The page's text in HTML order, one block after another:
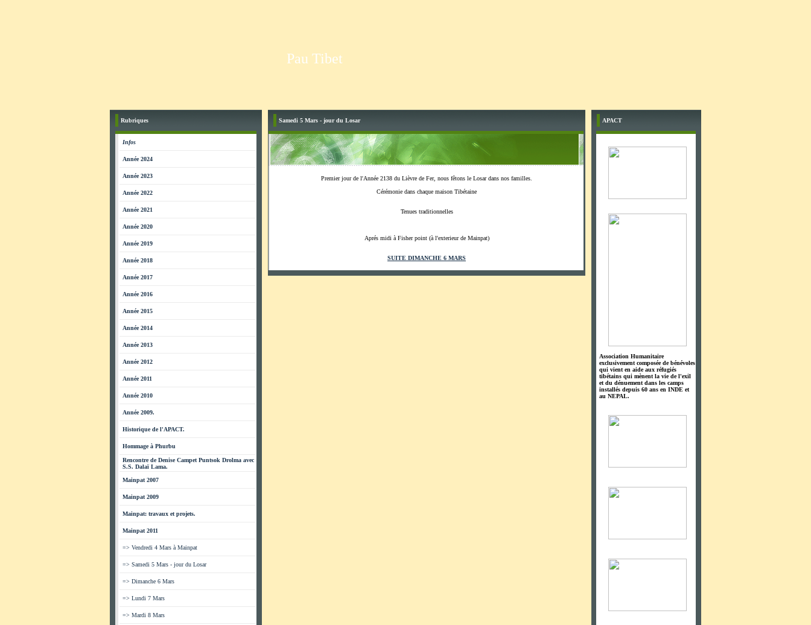
Pau Tibet
Rubriques
Infos
Année 2024
Année 2023
Année 2022
Année 2021
Année 2020
Année 2019
Année 2018
Année 2017
Année 2016
Année 2015
Année 2014
Année 2013
Année 2012
Année 2011
Année 2010
Année 2009.
Historique de l'APACT.
Hommage à Phurbu
Rencontre de Denise Campet Puntsok Drolma avec
S.S. Dalaï Lama.
Mainpat 2007
Mainpat 2009
Mainpat: travaux et projets.
Mainpat 2011
=> Vendredi 4 Mars à Mainpat
=> Samedi 5 Mars - jour du Losar
=> Dimanche 6 Mars
=> Lundi 7 Mars
=> Mardi 8 Mars
Samedi 5 Mars - jour du Losar
Premier jour de l'Année 2138 du Lièvre de Fer, nous fêtons le Losar dans nos familles.
Cérémonie dans chaque maison Tibétaine
Tenues traditionnelles
Aprés midi à Fisher point (à l'exterieur de Mainpat)
SUITE DIMANCHE 6 MARS
APACT
Association Humanitaire
exclusivement composée de bénévoles
qui vient en aide aux réfugiés
tibétains qui mènent la vie de l'exil
et du dénuement dans les camps
installés depuis 60 ans en INDE et
au NEPAL.